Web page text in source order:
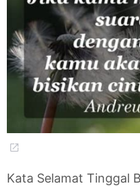
Kata Selamat Tinggal